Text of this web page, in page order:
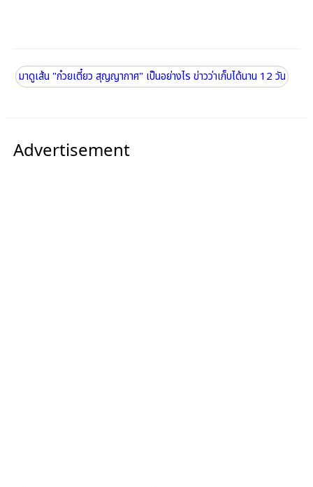
มาดูเส้น "ก๋วยเตี๋ยว สุญญากาศ" เป็นอย่างไร ข่าวว่าเก็บได้นาน 12 วัน
Advertisement